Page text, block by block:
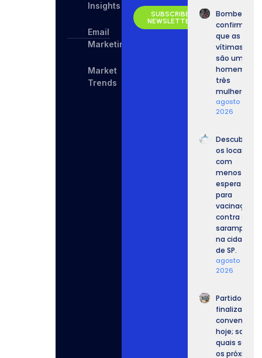
Insights
Email
Marketing
Market
Trends
SUBSCRIBE
NEWSLETTER
Bombeiros
confirmam
que as
vítimas
são um
homem e
três
mulheres.
agosto 8,
2026
Descubra
os locais
com
menos
espera
para
vacinação
contra o
sarampo
na cidade
de SP.
agosto 8,
2026
Partidos
finalizam
convenções
hoje; saiba
quais serão
os próximos